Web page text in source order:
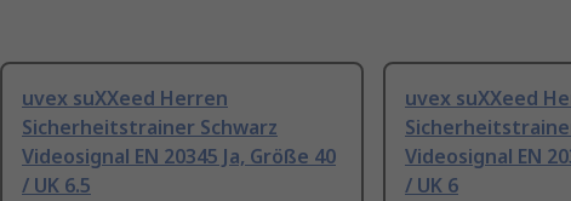
uvex suXXeed Herren
Sicherheitstrainer Schwarz
Videosignal EN 20345 Ja, Größe 40
/ UK 6.5
uvex suXXeed
Videosignal EN
/ UK 6